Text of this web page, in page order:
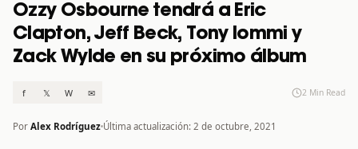
Ozzy Osbourne tendrá a Eric
Clapton, Jeff Beck, Tony Iommi y
Zack Wylde en su próximo álbum
f 𝕏 W ✉ 2 Min Read
Por Alex Rodríguez Última actualización: 2 de octubre, 2021